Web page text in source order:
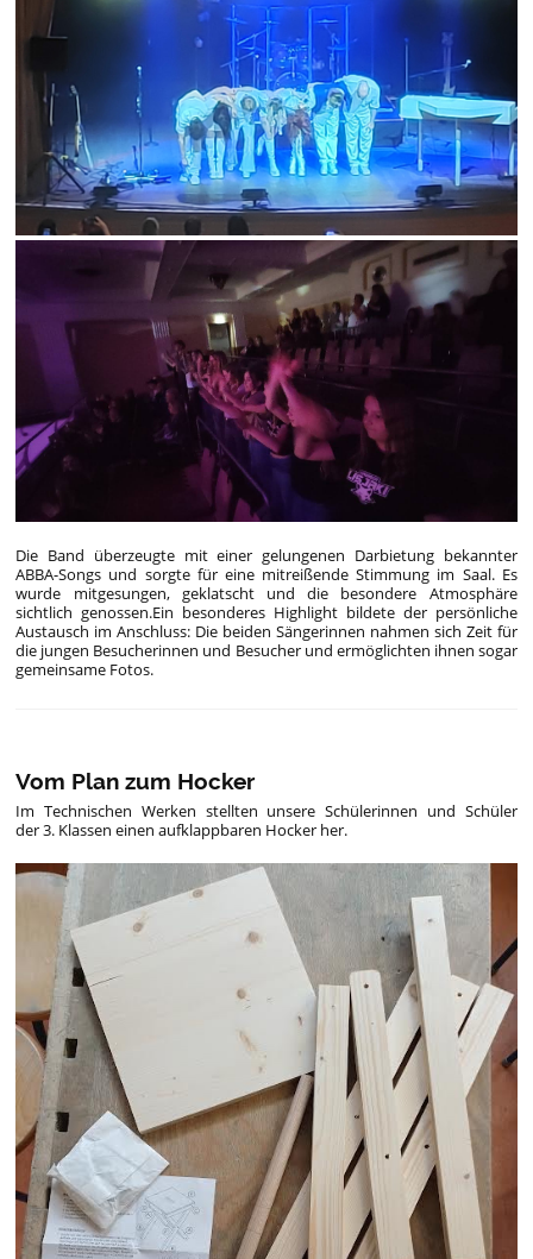
Die Band überzeugte mit einer gelungenen Darbietung bekannter
ABBA-Songs und sorgte für eine mitreißende Stimmung im Saal. Es
wurde mitgesungen, geklatscht und die besondere Atmosphäre
sichtlich genossen.Ein besonderes Highlight bildete der persönliche
Austausch im Anschluss: Die beiden Sängerinnen nahmen sich Zeit für
die jungen Besucherinnen und Besucher und ermöglichten ihnen sogar
gemeinsame Fotos.
Vom Plan zum Hocker
Im Technischen Werken stellten unsere Schülerinnen und Schüler
der 3. Klassen einen aufklappbaren Hocker her.